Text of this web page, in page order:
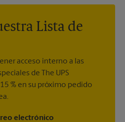
Lista de
acceso interno a las
de The UPS
% en su próximo pedido
electrónico